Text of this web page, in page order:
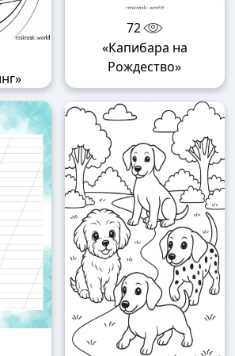
72
«Капибара на
Рождество»